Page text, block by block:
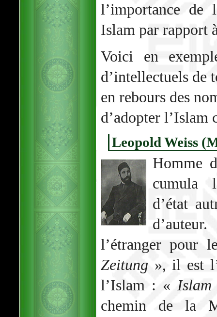
l’importance de
Islam par rapport
Voici en
d’intellectuels de
en rebours des
d’adopter l’Islam
Leopold Weiss
Homme
cumula
d’état
l’étranger pour
Zeitung », il est
l’Islam : « Islam
chemin de la